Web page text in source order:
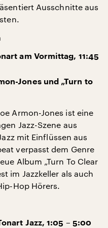
Ausschnitte aus
am Vormittag, 11:45
Jones und „Turn to
Armon-Jones ist eine
Jazz-Szene aus
mit Einflüssen aus
verpasst dem Genre
Album „Turn To Clear
im Jazzkeller als auch
Hop Hörers.
Jazz, 1:05 – 5:00